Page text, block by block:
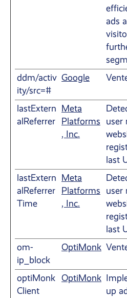
ads
ddm/activ
ity/src=#
Google
lastExtern
alReferrer
Meta
Platforms
, Inc.
user
last
lastExtern
alReferrer
Time
Meta
Platforms
, Inc.
user
last
om-
ip_block
OptiMonk
optiMonk
Client
OptiMonk
up